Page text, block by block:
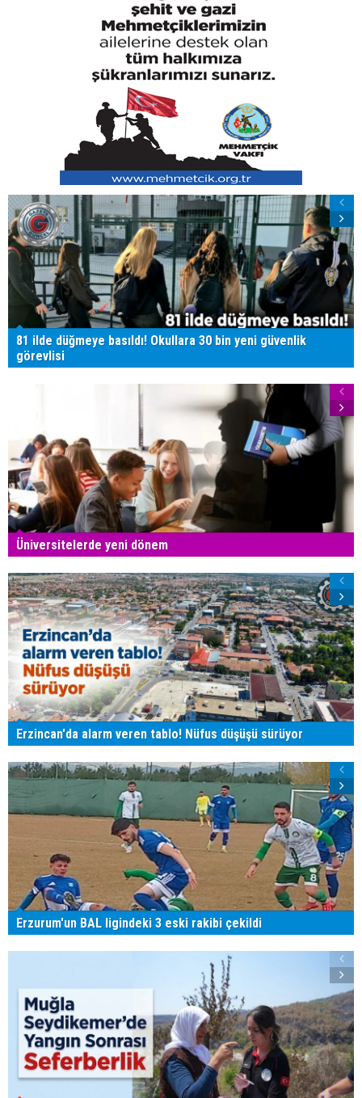
81 ilde düğmeye basıldı! Okullara 30 bin yeni güvenlik
görevlisi
Üniversitelerde yeni dönem
Erzincan'da alarm veren tablo! Nüfus düşüşü sürüyor
Erzurum'un BAL ligindeki 3 eski rakibi çekildi